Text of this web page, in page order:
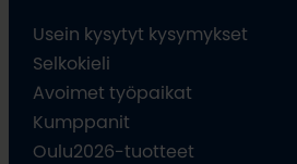
Usein kysytyt kysymykset
Selkokieli
Avoimet työpaikat
Kumppanit
Oulu2026-tuotteet